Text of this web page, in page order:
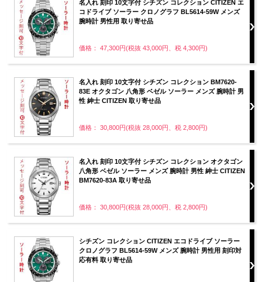
名入れ 刻印 10文字付 シチズン コレクション CITIZEN エ
コドライブ ソーラー クロノグラフ BL5614-59W メンズ
腕時計 男性用 取り寄せ品
価格： 47,300円(税抜 43,000円、税 4,300円)
名入れ 刻印 10文字付 シチズン コレクション BM7620-
83E オクタゴン 八角形 ベゼル ソーラー メンズ 腕時計 男
性 紳士 CITIZEN 取り寄せ品
価格： 30,800円(税抜 28,000円、税 2,800円)
名入れ 刻印 10文字付 シチズン コレクション オクタゴン
八角形 ベゼル ソーラー メンズ 腕時計 男性 紳士 CITIZEN
BM7620-83A 取り寄せ品
価格： 30,800円(税抜 28,000円、税 2,800円)
シチズン コレクション CITIZEN エコドライブ ソーラー
クロノグラフ BL5614-59W メンズ 腕時計 男性用 刻印対
応有料 取り寄せ品